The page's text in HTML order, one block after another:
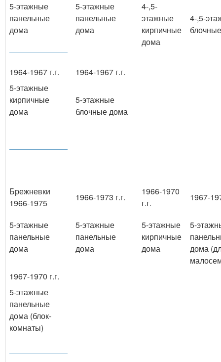
5-этажные
панельные
дома
5-этажные
панельные
дома
4-,5-
этажные
кирпичные
дома
4-,5-
1964-1967 г.г.
1964-1967 г.г.
5-этажные
кирпичные
дома
5-этажные
блочные дома
Брежневки
1966-1975
1966-1973 г.г.
1966-1970
г.г.
1967-
5-этажные
панельные
дома
5-этажные
панельные
дома
5-этажные
кирпичные
дома
5-
дома
1967-1970 г.г.
5-этажные
панельные
дома (блок-
комнаты)